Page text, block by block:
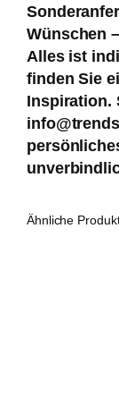
Wünschen
Alles ist
finden Sie
Inspiration.
Ähnliche